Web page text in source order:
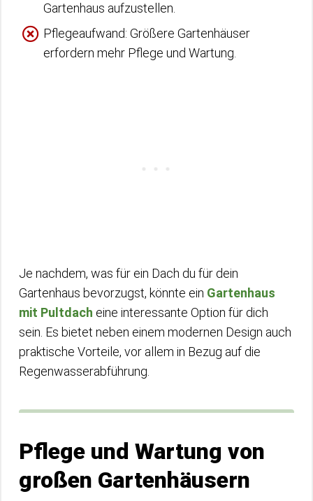
Gartenhaus aufzustellen.
Pflegeaufwand: Größere Gartenhäuser
erfordern mehr Pflege und Wartung.
Je nachdem, was für ein Dach du für dein
Gartenhaus bevorzugst, könnte ein Gartenhaus
mit Pultdach eine interessante Option für dich
sein. Es bietet neben einem modernen Design auch
praktische Vorteile, vor allem in Bezug auf die
Regenwasserabführung.
Pflege und Wartung von
großen Gartenhäusern